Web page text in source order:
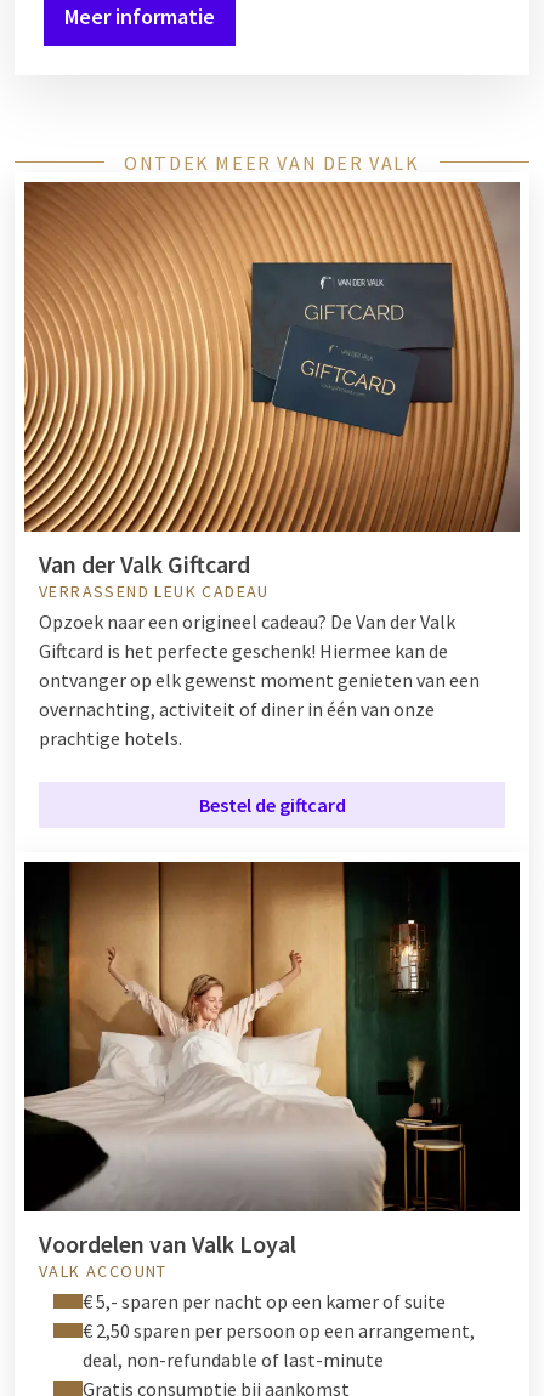
Meer informatie
ONTDEK MEER VAN DER VALK
Van der Valk Giftcard
VERRASSEND LEUK CADEAU
Opzoek naar een origineel cadeau? De Van der Valk
Giftcard is het perfecte geschenk! Hiermee kan de
ontvanger op elk gewenst moment genieten van een
overnachting, activiteit of diner in één van onze
prachtige hotels.
Bestel de giftcard
Voordelen van Valk Loyal
VALK ACCOUNT
€ 5,- sparen per nacht op een kamer of suite
€ 2,50 sparen per persoon op een arrangement,
deal, non-refundable of last-minute
Gratis consumptie bij aankomst